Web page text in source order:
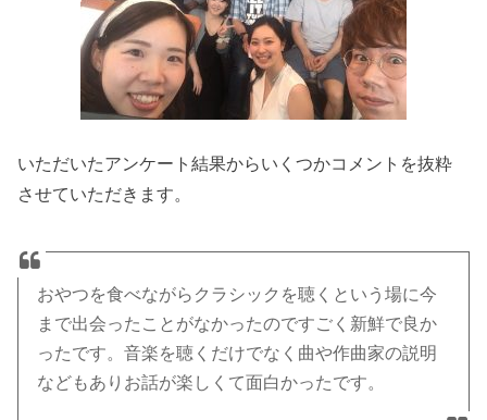
いただいたアンケート結果からいくつかコメントを抜粋
させていただきます。
おやつを食べながらクラシックを聴くという場に今
まで出会ったことがなかったのですごく新鮮で良か
ったです。音楽を聴くだけでなく曲や作曲家の説明
などもありお話が楽しくて面白かったです。